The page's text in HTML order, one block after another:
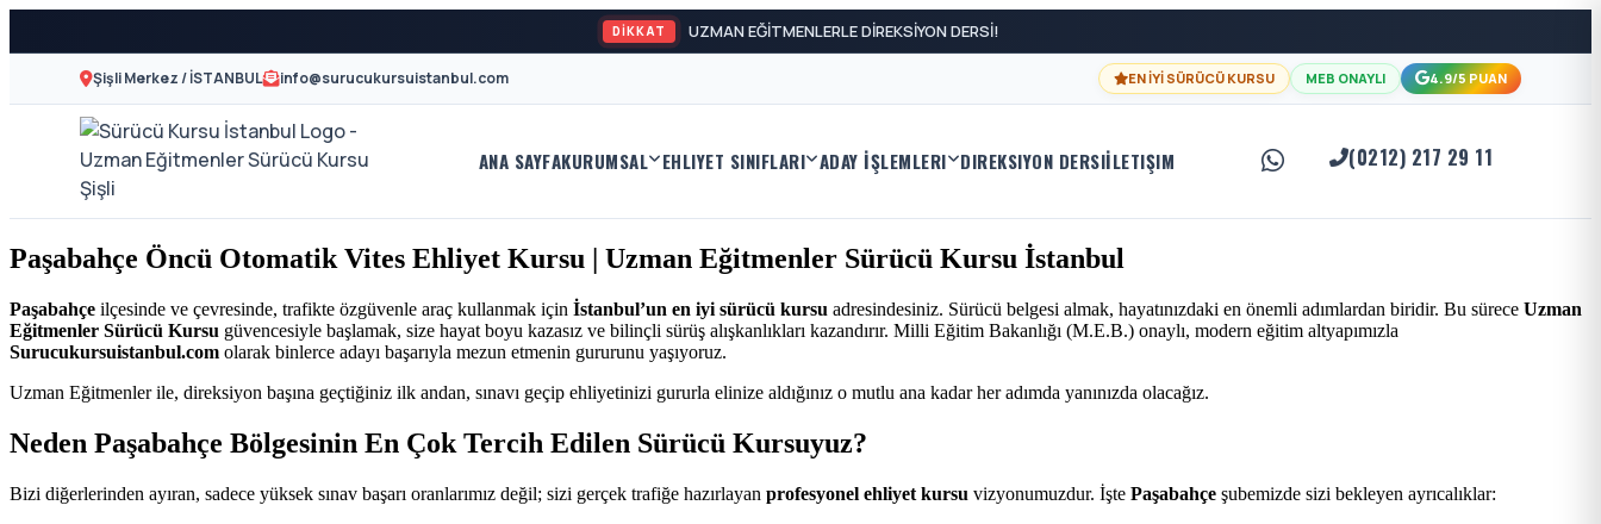
DİKKAT UZMAN EĞİTMENLERLE DİREKSİYON DERSİ!
Şişli Merkez / İSTANBUL info@surucukursuistanbul.com EN İYİ SÜRÜCÜ KURSU MEB ONAYLI 4.9/5 PUAN
Sürücü
Kursu
İstanbul
-
Şişli
En
A2
Motor
Ehliyeti
ve
Özel
Direksiyon
Dersi
ANA SAYFAKURUMSAL EHLIYET SINIFLARI ADAY İŞLEMLERI DIREKSIYON DERSIİLETIŞIM (0212) 217 29 11
Paşabahçe Öncü Otomatik Vites Ehliyet Kursu | Uzman Eğitmenler Sürücü Kursu İstanbul
Paşabahçe ilçesinde ve çevresinde, trafikte özgüvenle araç kullanmak için İstanbul’un en iyi sürücü kursu adresindesiniz. Sürücü belgesi almak, hayatınızdaki en önemli adımlardan biridir. Bu sürece Uzman
Eğitmenler Sürücü Kursu güvencesiyle başlamak, size hayat boyu kazasız ve bilinçli sürüş alışkanlıkları kazandırır. Milli Eğitim Bakanlığı (M.E.B.) onaylı, modern eğitim altyapımızla
Surucukursuistanbul.com olarak binlerce adayı başarıyla mezun etmenin gururunu yaşıyoruz.
Uzman Eğitmenler ile, direksiyon başına geçtiğiniz ilk andan, sınavı geçip ehliyetinizi gururla elinize aldığınız o mutlu ana kadar her adımda yanınızda olacağız.
Neden Paşabahçe Bölgesinin En Çok Tercih Edilen Sürücü Kursuyuz?
Bizi diğerlerinden ayıran, sadece yüksek sınav başarı oranlarımız değil; sizi gerçek trafiğe hazırlayan profesyonel ehliyet kursu vizyonumuzdur. İşte Paşabahçe şubemizde sizi bekleyen ayrıcalıklar: